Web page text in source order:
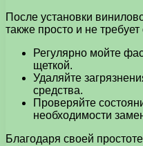
После установки
также просто и не
Регулярно мойте
щеткой.
Удаляйте
средства.
Проверяйте
необходимости
Благодаря своей